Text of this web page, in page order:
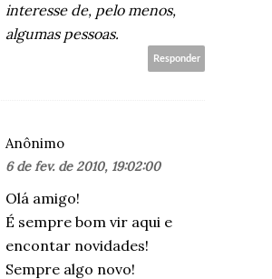
interesse de, pelo menos,
algumas pessoas.
Responder
Anônimo
6 de fev. de 2010, 19:02:00
Olá amigo!
É sempre bom vir aqui e
encontar novidades!
Sempre algo novo!